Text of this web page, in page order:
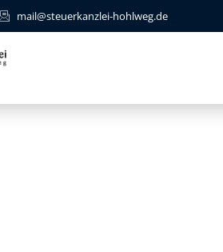
mail@steuerkanzlei-hohlweg.de